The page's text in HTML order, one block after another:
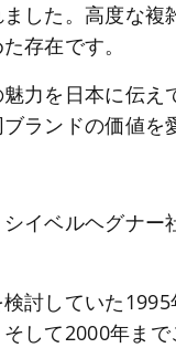
した。高度な
存在です。
力を日本に伝
ランドの価値を
イベルヘグナ
討していた
して2000年ま